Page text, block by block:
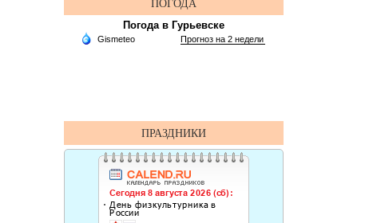
ПОГОДА
Погода в Гурьевске
ПРАЗДНИКИ